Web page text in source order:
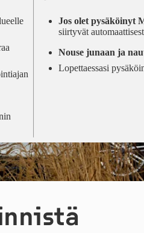
Jos olet pysäköinyt
siirtyvät
Nouse junaan ja
Lopettaessasi